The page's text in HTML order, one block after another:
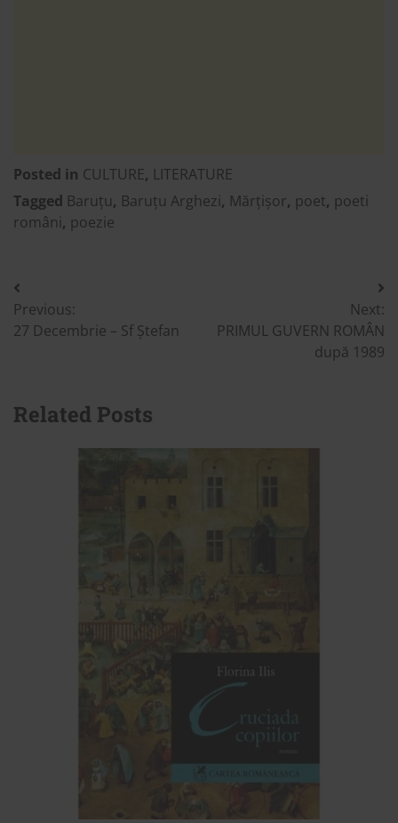
Posted in CULTURE, LITERATURE
Tagged Baruțu, Baruțu Arghezi , Mărțișor, poet, poeti
români , poezie
Post
navigation
Previous:
27 Decembrie – Sf Ștefan
Next:
PRIMUL GUVERN ROMÂN
după 1989
Related Posts